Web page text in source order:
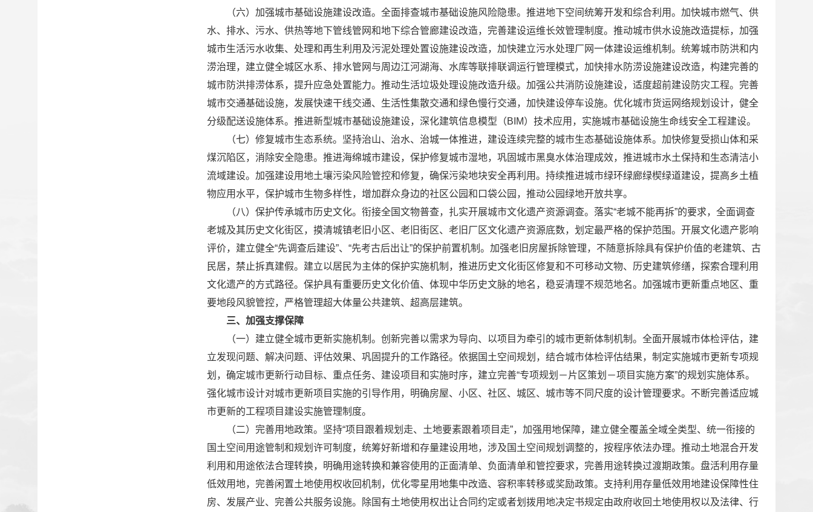
（六）加强城市基础设施建设改造。全面排查城市基础设施风险隐患。推进地下空间统筹开发和综合利用。加快城市燃气、供
水、排水、污水、供热等地下管线管网和地下综合管廊建设改造，完善建设运维长效管理制度。推动城市供水设施改造提标，加强
城市生活污水收集、处理和再生利用及污泥处理处置设施建设改造，加快建立污水处理厂网一体建设运维机制。统筹城市防洪和内
涝治理，建立健全城区水系、排水管网与周边江河湖海、水库等联排联调运行管理模式，加快排水防涝设施建设改造，构建完善的
城市防洪排涝体系，提升应急处置能力。推动生活垃圾处理设施改造升级。加强公共消防设施建设，适度超前建设防灾工程。完善
城市交通基础设施，发展快速干线交通、生活性集散交通和绿色慢行交通，加快建设停车设施。优化城市货运网络规划设计，健全
分级配送设施体系。推进新型城市基础设施建设，深化建筑信息模型（BIM）技术应用，实施城市基础设施生命线安全工程建设。
（七）修复城市生态系统。坚持治山、治水、治城一体推进，建设连续完整的城市生态基础设施体系。加快修复受损山体和采
煤沉陷区，消除安全隐患。推进海绵城市建设，保护修复城市湿地，巩固城市黑臭水体治理成效，推进城市水土保持和生态清洁小
流域建设。加强建设用地土壤污染风险管控和修复，确保污染地块安全再利用。持续推进城市绿环绿廊绿楔绿道建设，提高乡土植
物应用水平，保护城市生物多样性，增加群众身边的社区公园和口袋公园，推动公园绿地开放共享。
（八）保护传承城市历史文化。衔接全国文物普查，扎实开展城市文化遗产资源调查。落实“老城不能再拆”的要求，全面调查
老城及其历史文化街区，摸清城镇老旧小区、老旧街区、老旧厂区文化遗产资源底数，划定最严格的保护范围。开展文化遗产影响
评价，建立健全“先调查后建设”、“先考古后出让”的保护前置机制。加强老旧房屋拆除管理，不随意拆除具有保护价值的老建筑、古
民居，禁止拆真建假。建立以居民为主体的保护实施机制，推进历史文化街区修复和不可移动文物、历史建筑修缮，探索合理利用
文化遗产的方式路径。保护具有重要历史文化价值、体现中华历史文脉的地名，稳妥清理不规范地名。加强城市更新重点地区、重
要地段风貌管控，严格管理超大体量公共建筑、超高层建筑。
三、加强支撑保障
（一）建立健全城市更新实施机制。创新完善以需求为导向、以项目为牵引的城市更新体制机制。全面开展城市体检评估，建
立发现问题、解决问题、评估效果、巩固提升的工作路径。依据国土空间规划，结合城市体检评估结果，制定实施城市更新专项规
划，确定城市更新行动目标、重点任务、建设项目和实施时序，建立完善“专项规划－片区策划－项目实施方案”的规划实施体系。
强化城市设计对城市更新项目实施的引导作用，明确房屋、小区、社区、城区、城市等不同尺度的设计管理要求。不断完善适应城
市更新的工程项目建设实施管理制度。
（二）完善用地政策。坚持“项目跟着规划走、土地要素跟着项目走”，加强用地保障，建立健全覆盖全域全类型、统一衔接的
国土空间用途管制和规划许可制度，统筹好新增和存量建设用地，涉及国土空间规划调整的，按程序依法办理。推动土地混合开发
利用和用途依法合理转换，明确用途转换和兼容使用的正面清单、负面清单和管控要求，完善用途转换过渡期政策。盘活利用存量
低效用地，完善闲置土地使用权收回机制，优化零星用地集中改造、容积率转移或奖励政策。支持利用存量低效用地建设保障性住
房、发展产业、完善公共服务设施。除国有土地使用权出让合同约定或者划拨用地决定书规定由政府收回土地使用权以及法律、行